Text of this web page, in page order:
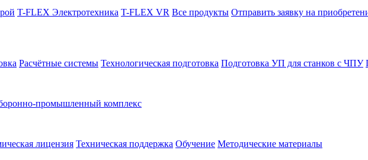
T-FLEX Электротехника T-FLEX VR Все продукты Отправить заявку на
Расчётные системы Технологическая подготовка Подготовка УП для станков с ЧПУ
промышленный комплекс
лицензия Техническая поддержка Обучение Методические материалы